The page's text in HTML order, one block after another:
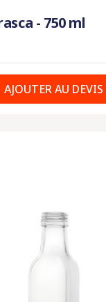
- 750 ml
AJOUTER AU DEVIS